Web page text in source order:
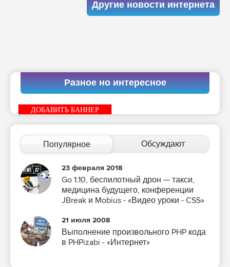
Другие новости интернета
Разное но интересное
ДОБАВИТЬ БАННЕР
Популярное Обсуждают
23 февраля 2018
Go 1.10, беспилотный дрон — такси,
медицина будущего, конференции
JBreak и Mobius - «Видео уроки - CSS»
21 июля 2008
Выполнение произвольного PHP кода
в PHPizabi - «Интернет»